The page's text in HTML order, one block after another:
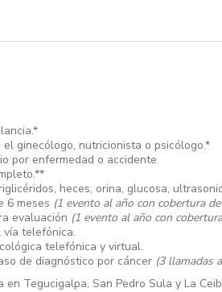
ginecólogo, nutricionista o psicólogo.*
por enfermedad o accidente.
heces, orina, glucosa,
6 meses (1 evento al año con cobertura
evaluación (1 evento al año con
vía telefónica.
telefónica y virtual.
de diagnóstico por cáncer (3 llamadas
Tegucigalpa, San Pedro Sula y La